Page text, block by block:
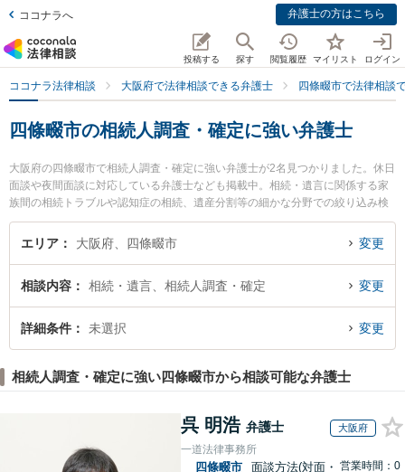
ココナラへ 弁護士の方はこちら
投稿する 探す 閲覧履歴 マイリスト ログイン
ココナラ法律相談 大阪府で法律相談できる弁護士 四條畷市で法律相談
四條畷市の相続人調査・確定に強い弁護士
大阪府の四條畷市で相続人調査・確定に強い弁護士が2名見つかりました。休日
面談や夜間面談に対応している弁護士なども掲載中。相続・遺言に関係する家
族間の相続トラブルや認知症の相続、遺産分割等の細かな分野での絞り込み検
索もでき便利です。特にYOU法律事務所の上林 祐詞弁護士や四條畷法律事務所
の豊芦 弘弁護士のプロフィール情報や弁護士費用、強みなどが注目されていま
の弁護士を検索したい』『初回相談無料で相続人調査・確定を法律相談できる
四條畷市内の弁護士に相談予約したい』などでお困りの相談者さんにおすすめ
です。
エリア 大阪府、四條畷市 変更
相談内容 相続・遺言、相続人調査・確定 変更
詳細条件 未選択 変更
相続人調査・確定に強い四條畷市から相談可能な弁護士
呉 明浩 弁護士 大阪府
一道法律事務所
四條畷市
面談方法(対面・ 営業時間：0